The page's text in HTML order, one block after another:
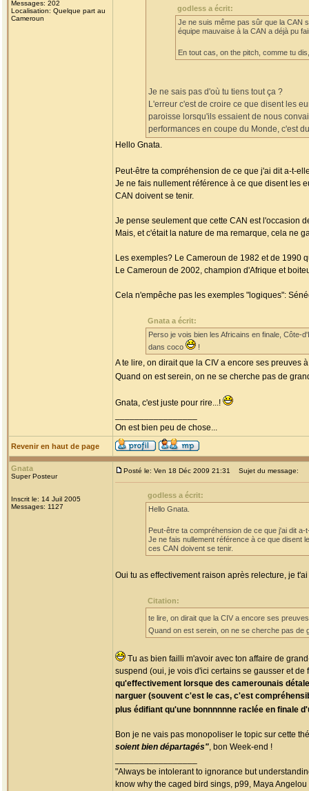
Messages: 202
Localisation: Quelque part au
Cameroun
godless a écrit:
Je ne suis même pas sûr que la CAN
équipe mauvaise à la CAN a déjà pu
En tout cas, on the pitch, comme tu
Je ne sais pas d'où tu tiens tout ça ?
L'erreur c'est de croire ce que disent les
paroisse lorsqu'ils essaient de nous
performances en coupe du Monde, c'est
Hello Gnata.
Peut-être ta compréhension de ce que j'ai dit a-t-
Je ne fais nullement référence à ce que disent les
CAN doivent se tenir.
Je pense seulement que cette CAN est l'occasion
Mais, et c'était la nature de ma remarque, cela ne
Les exemples? Le Cameroun de 1982 et de 1990
Le Cameroun de 2002, champion d'Afrique et
Cela n'empêche pas les exemples "logiques":
Gnata a écrit:
Perso je vois bien les Africains en finale, Côte-
dans coco
!
A te lire, on dirait que la CIV a encore ses preuves
Quand on est serein, on ne se cherche pas de
Gnata, c'est juste pour rire...!
On est bien peu de chose...
Revenir en haut de page
Gnata
Super Posteur
Inscrit le: 14 Juil 2005
Messages: 1127
Posté le: Ven 18 Déc 2009 21:31 Sujet du message:
godless a écrit:
Hello Gnata.
Peut-être ta compréhension de ce que j'ai dit
Je ne fais nullement référence à ce que disent
ces CAN doivent se tenir.
Oui tu as effectivement raison après relecture, je
Citation:
te lire, on dirait que la CIV a encore ses
Quand on est serein, on ne se cherche pas de
Tu as bien failli m'avoir avec ton affaire de
suspend (oui, je vois d'ici certains se gausser et
qu'effectivement lorsque des camerounais
narguer (souvent c'est le cas, c'est
plus édifiant qu'une bonnnnnne raclée en finale
Bon je ne vais pas monopoliser le topic sur cette
soient bien départagés", bon Week-end !
"Always be intolerant to ignorance but
know why the caged bird sings, p99, Maya Angelou